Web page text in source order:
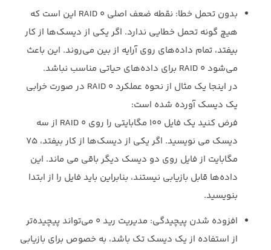
بدون تحمل خطا: نقطه‌ ضعف اصلی ‏RAID 0‎‏ این است که
هیچ گونه تحمل خطایی ندارد. اگر ‏یکی از دیسک‌ها از کار
بیفتد، تمام داده‌های روی آرایه از بین می‌روند. این باعث
می‌شود ‏RAID ‎‎0‎‏ برای داده‌های حیاتی مناسب نباشد.‏
در اینجا یک مثال از نحوه عملکرد ‏RAID 0‎‏ در صورت خرابی
یک دیسک آورده شده است:‏
فرض کنید یک فایل 100 مگابایتی را روی ‏RAID 0‎‏ از سه
دیسک می نویسید. اگر یکی از دیسک‌ها از ‏کار بیفتد، 75
مگابایت از فایل روی دو دیسک دیگر باقی می ماند. این
داده‌ها قابل بازیابی نیستند، ‏بنابراین باید فایل را از ابتدا
بنویسید.‏
افزوده شدن پیچیدگی: مدیریت رید 0 می‌تواند پیچیده‌تر
از استفاده از یک دیسک تک باشد، ‏به خصوص برای بازیابی